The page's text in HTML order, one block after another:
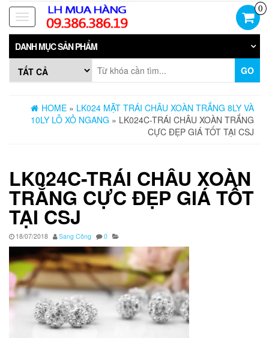
Skip
the
content
Toggle
navigation
0
DANH MỤC SẢN PHẨM
GO
HOME » LK024 MẶT TRÁI CHÂU XOÀN TRẮNG 8LY VÀ
10LY LỖ XỎ NGANG » LK024C-TRÁI CHÂU XOÀN TRẮNG
CỰC ĐẸP GIÁ TỐT TẠI CSJ
LK024C-TRÁI CHÂU XOÀN
TRẮNG CỰC ĐẸP GIÁ TỐT
TẠI CSJ
18/07/2018 Sang Công 0